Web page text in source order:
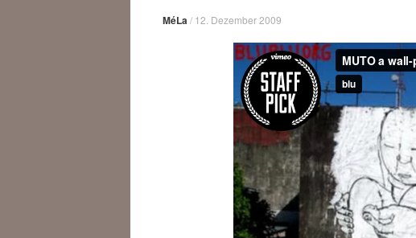
MéLa/ 12. Dezember 2009